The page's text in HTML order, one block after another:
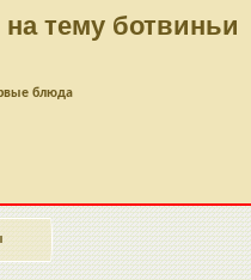
тему ботвиньи
блюда